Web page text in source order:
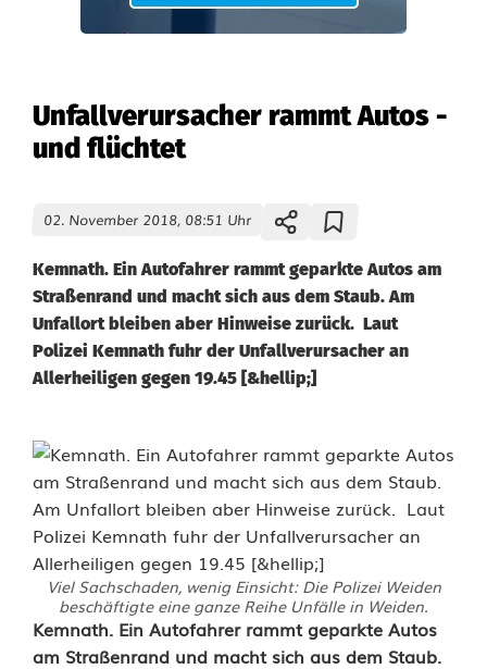
Unfallverursacher rammt Autos -
und flüchtet
02. November 2018, 08:51 Uhr
Kemnath. Ein Autofahrer rammt geparkte Autos am
Straßenrand und macht sich aus dem Staub. Am
Unfallort bleiben aber Hinweise zurück. Laut
Polizei Kemnath fuhr der Unfallverursacher an
Allerheiligen gegen 19.45 [&hellip;]
Viel Sachschaden, wenig Einsicht: Die Polizei Weiden
beschäftigte eine ganze Reihe Unfälle in Weiden.
U
Kemnath. Ein Autofahrer rammt geparkte Autos
am Straßenrand und macht sich aus dem Staub.